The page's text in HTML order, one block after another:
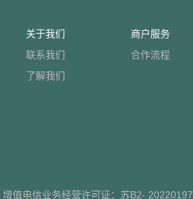
关于我们
联系我们
了解我们
商户服务
合作流程
增值电信业务经营许可证： 苏B2- 20220197